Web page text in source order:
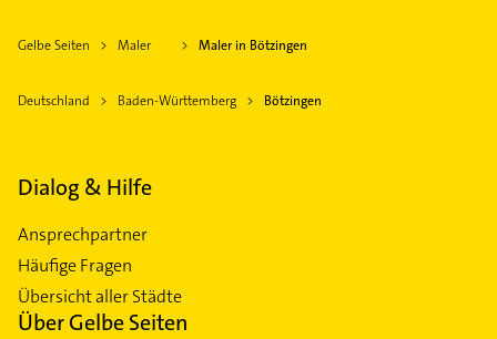
Gelbe Seiten Maler Maler in Bötzingen
Deutschland Baden-Württemberg Bötzingen
Dialog & Hilfe
Ansprechpartner
Häufige Fragen
Übersicht aller Städte
Über Gelbe Seiten